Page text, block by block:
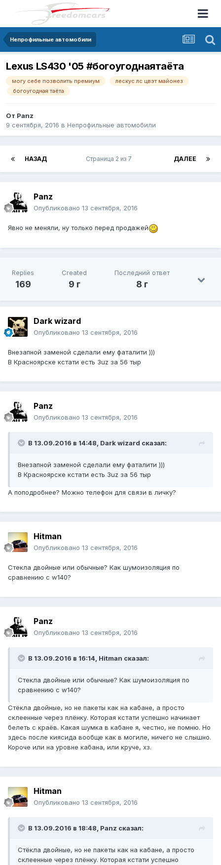
Непрофильные автомобили
Lexus LS430 '05 #богоугоднаятаёта
могу себе позволить премиум
лескус лс цвэт майонез
богоугодная таёта
От Panz
9 сентября, 2016 в Непрофильные автомобили
НАЗАД ДАЛЕЕ
Страница 2 из 7
Panz
Опубликовано 13 сентября, 2016
Явно не меняли, ну только перед продажей
Replies
169
Created
9 г
Последний ответ
8 г
Dark wizard
Опубликовано 13 сентября, 2016
Внезапной заменой сделали ему фаталити )))
В Красноярске кстати есть 3uz за 56 тыр
Panz
Опубликовано 13 сентября, 2016
В 13.09.2016 в 14:48, Dark wizard сказал:
Внезапной заменой сделали ему фаталити )))
В Красноярске кстати есть 3uz за 56 тыр
А поподробнее? Можно телефон для связи в личку?
Hitman
Опубликовано 13 сентября, 2016
Стекла двойные или обычные? Как шумоизоляция по
сравнению с w140?
Panz
Опубликовано 13 сентября, 2016
В 13.09.2016 в 16:14, Hitman сказал:
Стекла двойные или обычные? Как шумоизоляция по
сравнению с w140?
Стёкла двойные, но не пакеты как на кабане, а просто
склеенные через плёнку. Которая кстати успешно начинает
белеть с краёв. Какая шумка в кабане я, честно, не помню. Но
здесь после киясида вообще как в могиле, ничего не слышно.
Короче или на уровне кабана, или круче, хз.
Hitman
Опубликовано 13 сентября, 2016
В 13.09.2016 в 18:48, Panz сказал:
Стёкла двойные, но не пакеты как на кабане, а просто
склеенные через плёнку. Которая кстати успешно